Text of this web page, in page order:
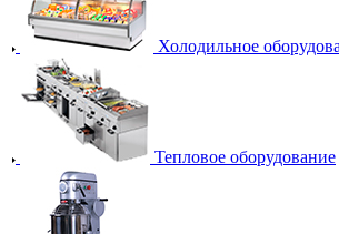
Холодильное
Тепловое оборудование